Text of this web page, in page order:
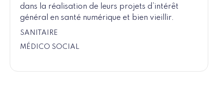
dans la réalisation de leurs projets d’intérêt
général en santé numérique et bien vieillir.
SANITAIRE
MÉDICO SOCIAL